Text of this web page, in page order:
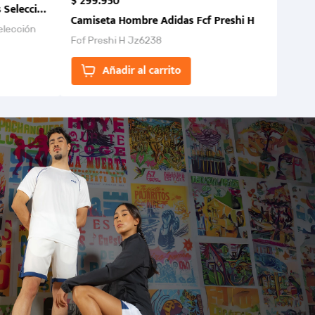
Colombia FCF 2026.
Camiseta Hombre Adidas Fcf Preshi H
Fcf Preshi H Jz6238
Añadir al carrito